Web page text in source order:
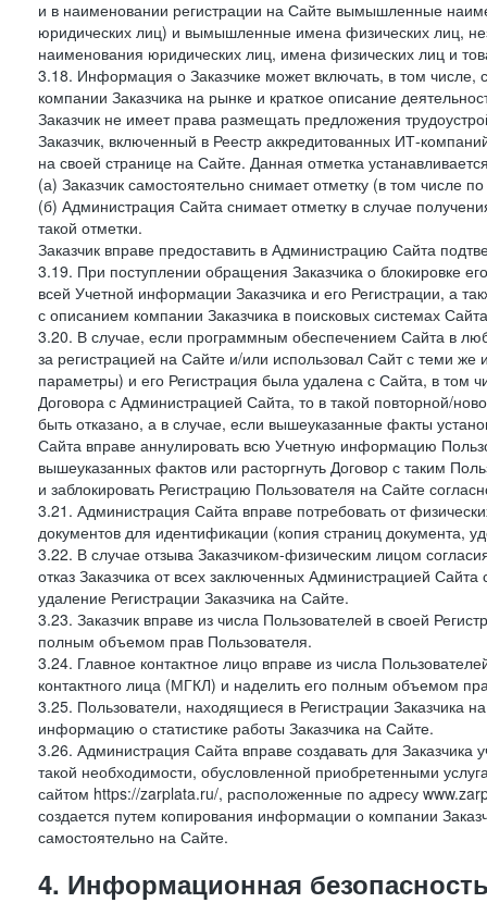
и в наименовании регистрации на Сайте вымышленные
юридических лиц) и вымышленные имена физических лиц,
наименования юридических лиц, имена физических лиц и
3.18. Информация о Заказчике может включать, в том
компании Заказчика на рынке и краткое описание
Заказчик не имеет права размещать предложения
Заказчик, включенный в Реестр аккредитованных ИТ-
на своей странице на Сайте. Данная отметка
(а) Заказчик самостоятельно снимает отметку (в том числе
(б) Администрация Сайта снимает отметку в случае
такой отметки.
Заказчик вправе предоставить в Администрацию Сайта
3.19. При поступлении обращения Заказчика о блокировке
всей Учетной информации Заказчика и его Регистрации, а
с описанием компании Заказчика в поисковых системах
3.20. В случае, если программным обеспечением Сайта в
за регистрацией на Сайте и/или использовал Сайт с теми
параметры) и его Регистрация была удалена с Сайта, в том
Договора с Администрацией Сайта, то в такой повторной/
быть отказано, а в случае, если вышеуказанные факты
Сайта вправе аннулировать всю Учетную информацию
вышеуказанных фактов или расторгнуть Договор с таким
и заблокировать Регистрацию Пользователя на Сайте
3.21. Администрация Сайта вправе потребовать от
документов для идентификации (копия страниц документа,
3.22. В случае отзыва Заказчиком-физическим лицом
отказ Заказчика от всех заключенных Администрацией
удаление Регистрации Заказчика на Сайте.
3.23. Заказчик вправе из числа Пользователей в своей
полным объемом прав Пользователя.
3.24. Главное контактное лицо вправе из числа
контактного лица (МГКЛ) и наделить его полным объемом
3.25. Пользователи, находящиеся в Регистрации Заказчика
информацию о статистике работы Заказчика на Сайте.
3.26. Администрация Сайта вправе создавать для
такой необходимости, обусловленной приобретенными
сайтом https://zarplata.ru/, расположенные по адресу
создается путем копирования информации о компании
самостоятельно на Сайте.
4. Информационная